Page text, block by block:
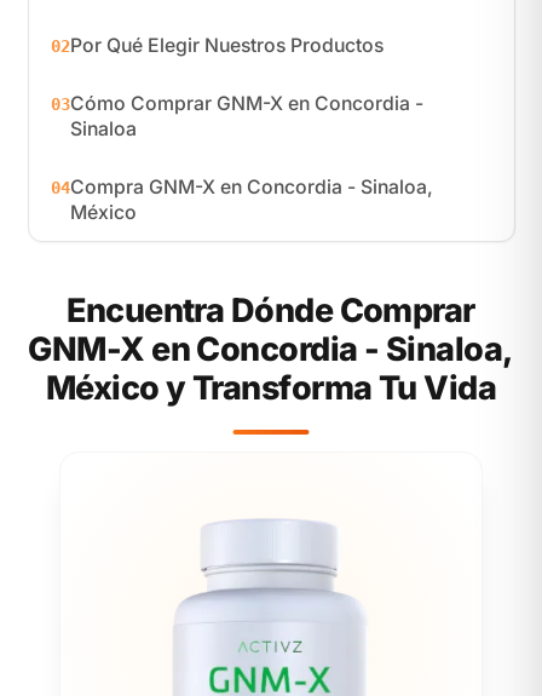
02Por Qué Elegir Nuestros Productos
03Cómo Comprar GNM-X en Concordia -
Sinaloa
04Compra GNM-X en Concordia - Sinaloa,
México
Encuentra Dónde Comprar
GNM-X en Concordia - Sinaloa,
México y Transforma Tu Vida